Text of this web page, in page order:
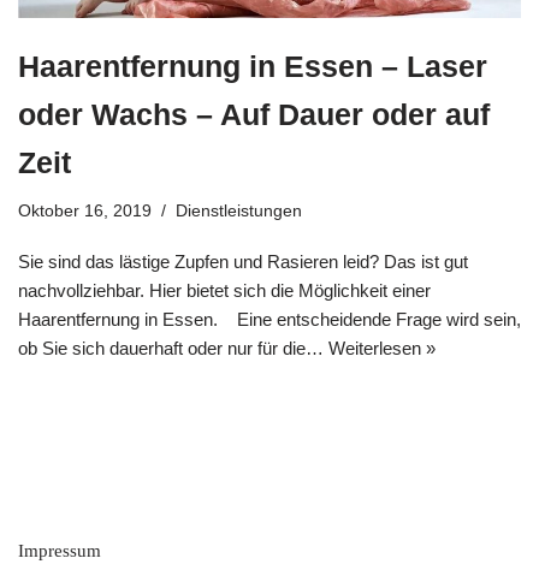
Haarentfernung in Essen – Laser
oder Wachs – Auf Dauer oder auf
Zeit
Oktober 16, 2019 Dienstleistungen
Sie sind das lästige Zupfen und Rasieren leid? Das ist gut
nachvollziehbar. Hier bietet sich die Möglichkeit einer
Haarentfernung in Essen. Eine entscheidende Frage wird sein,
ob Sie sich dauerhaft oder nur für die… Weiterlesen »
Impressum